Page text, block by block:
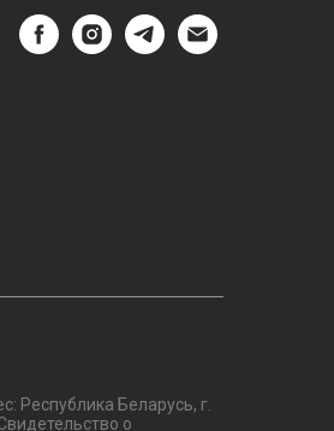
Республика Беларусь, г.
о